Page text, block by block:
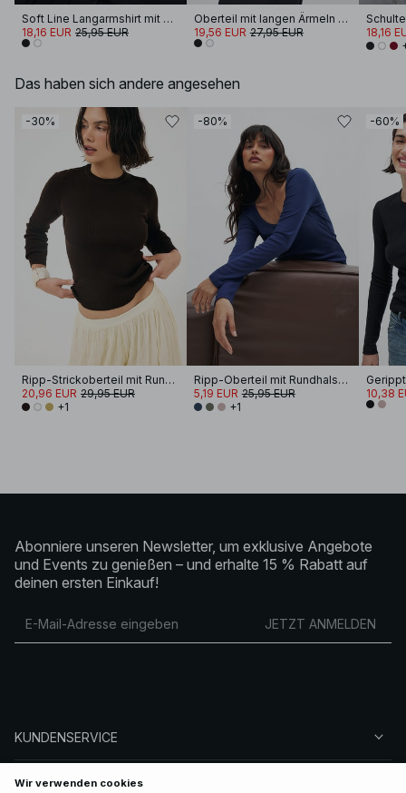
Soft Line Langarmshirt mit Trichterhals
18,16 EUR 25,95 EUR
Oberteil mit langen Ärmeln und U-Ausschnitt
19,56 EUR 27,95 EUR
18,16
Das haben sich andere angesehen
-30%
Ripp-Strickoberteil mit Rundhalsausschnitt
20,96 EUR 29,95 EUR
+1
-80%
Ripp-Oberteil mit Rundhalsausschnitt
5,19 EUR 25,95 EUR
+1
-60%
10,38
Abonniere unseren Newsletter, um exklusive Angebote
und Events zu genießen – und erhalte 15 % Rabatt auf
deinen ersten Einkauf!
JETZT ANMELDEN
KUNDENSERVICE
ÜBER NA-KD